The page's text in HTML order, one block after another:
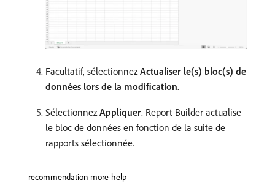
Facultatif, sélectionnez Actualiser le(s) bloc(s) de
données lors de la modification.
Sélectionnez Appliquer. Report Builder actualise
le bloc de données en fonction de la suite de
rapports sélectionnée.
recommendation-more-help